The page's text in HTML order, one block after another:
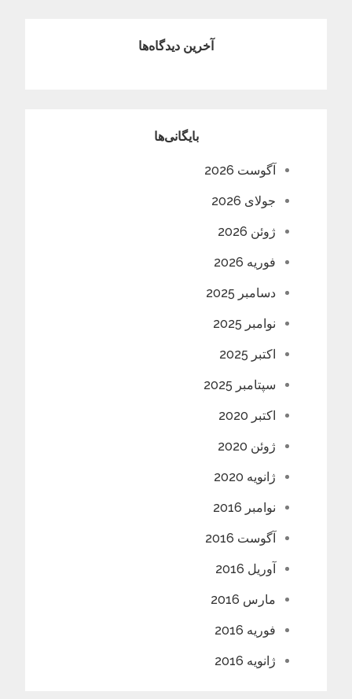
آخرین دیدگاه‌ها
بایگانی‌ها
آگوست 2026
جولای 2026
ژوئن 2026
فوریه 2026
دسامبر 2025
نوامبر 2025
اکتبر 2025
سپتامبر 2025
اکتبر 2020
ژوئن 2020
ژانویه 2020
نوامبر 2016
آگوست 2016
آوریل 2016
مارس 2016
فوریه 2016
ژانویه 2016